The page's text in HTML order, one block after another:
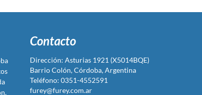
Contacto
Dirección: Asturias 1921 (X5014BQE)
Barrio Colón, Córdoba, Argentina
Teléfono: 0351-4552591
furey@furey.com.ar